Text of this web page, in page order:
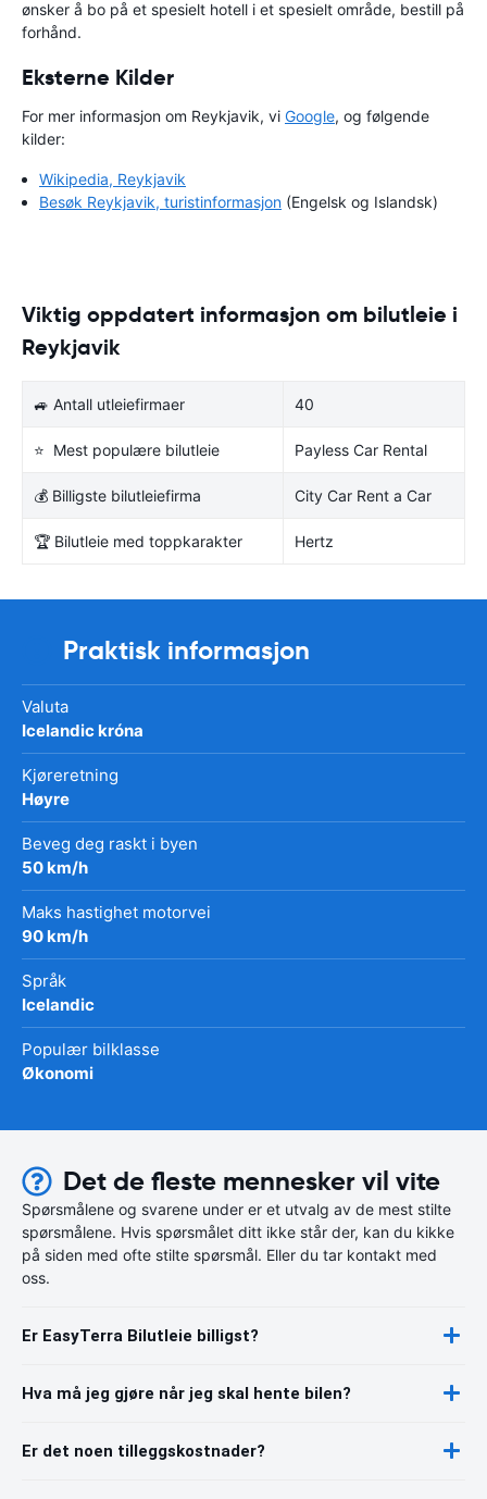
ønsker å bo på et spesielt hotell i et spesielt område, bestill på
forhånd.
Eksterne Kilder
For mer informasjon om Reykjavik, vi Google, og følgende
kilder:
Wikipedia, Reykjavik
Besøk Reykjavik, turistinformasjon (Engelsk og Islandsk)
Viktig oppdatert informasjon om bilutleie i
Reykjavik
🚙 Antall utleiefirmaer 40
⭐ Mest populære bilutleie Payless Car Rental
💰 Billigste bilutleiefirma City Car Rent a Car
🏆 Bilutleie med toppkarakter Hertz
Praktisk informasjon
Valuta
Icelandic króna
Kjøreretning
Høyre
Beveg deg raskt i byen
50 km/h
Maks hastighet motorvei
90 km/h
Språk
Icelandic
Populær bilklasse
Økonomi
Det de fleste mennesker vil vite
Spørsmålene og svarene under er et utvalg av de mest stilte
spørsmålene. Hvis spørsmålet ditt ikke står der, kan du kikke
på siden med ofte stilte spørsmål. Eller du tar kontakt med
oss.
Er EasyTerra Bilutleie billigst?
Hva må jeg gjøre når jeg skal hente bilen?
Er det noen tilleggskostnader?